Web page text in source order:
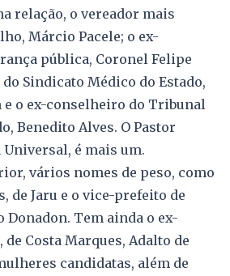
relação, o vereador mais
Márcio Pacele; o ex-
pública, Coronel Felipe
Sindicato Médico do Estado,
o ex-conselheiro do Tribunal
Benedito Alves. O Pastor
é mais um.
vários nomes de peso, como
de Jaru e o vice-prefeito de
Donadon. Tem ainda o ex-
Costa Marques, Adalto de
candidatas, além de